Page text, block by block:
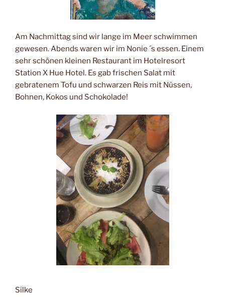
Am Nachmittag sind wir lange im Meer schwimmen
gewesen. Abends waren wir im Nonie ´s essen. Einem
sehr schönen kleinen Restaurant im Hotelresort
Station X Hue Hotel. Es gab frischen Salat mit
gebratenem Tofu und schwarzen Reis mit Nüssen,
Bohnen, Kokos und Schokolade!
Silke